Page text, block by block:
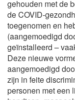
gehouden met de
de COVID-
toegenomen en
(aangemoedigd
geïnstalleerd –
Deze nieuwe
aangemoedigd
zijn in feite
personen met een